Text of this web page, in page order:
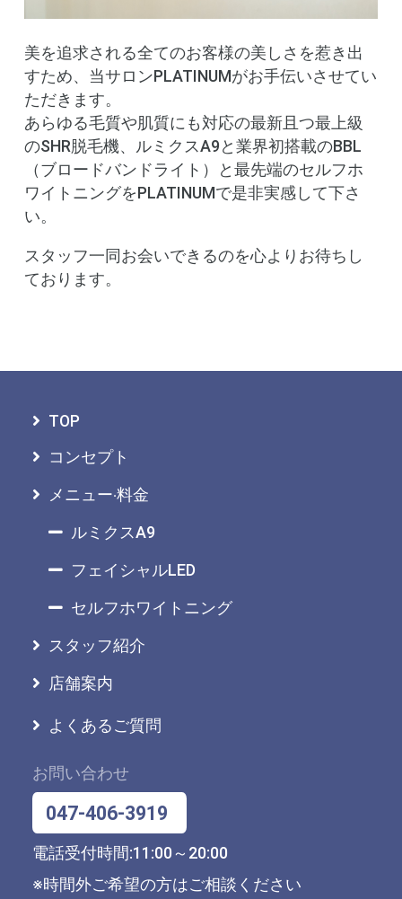
美を追求される全てのお客様の美しさを惹き出
すため、当サロンPLATINUMがお手伝いさせてい
ただきます。
あらゆる毛質や肌質にも対応の最新且つ最上級
のSHR脱毛機、ルミクスA9と業界初搭載のBBL
（ブロードバンドライト）と最先端のセルフホ
ワイトニングをPLATINUMで是非実感して下さ
い。
スタッフ一同お会いできるのを心よりお待ちし
ております。
TOP
コンセプト
メニュー‧料金
ルミクスA9
フェイシャルLED
セルフホワイトニング
スタッフ紹介
店舗案内
よくあるご質問
お問い合わせ
047-406-3919
電話受付時間:11:00～20:00
※時間外ご希望の方はご相談ください